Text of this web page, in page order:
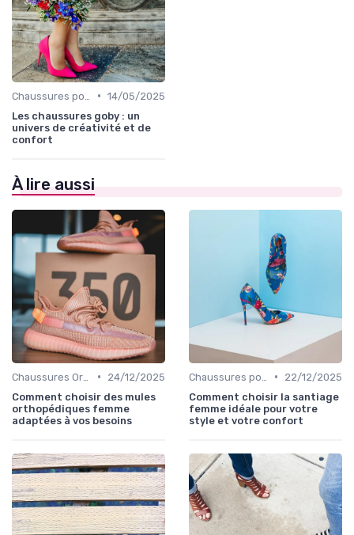
• 14/05/2025
Les chaussures goby : un
univers de créativité et de
confort
À lire aussi
•
24/12/2025
Comment choisir des mules
orthopédiques femme
adaptées à vos besoins
•
22/12/2025
Comment choisir la santiage
femme idéale pour votre
style et votre confort